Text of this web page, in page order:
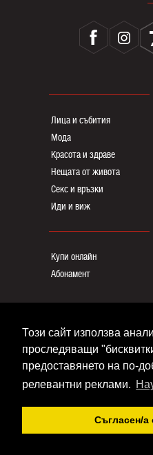
Този сайт използва
проследяващи
предоставянето на по-
релевантни реклами.
Съгласен/a
Лица и събития
Мода
Красота и здраве
Нещата от живота
Секс и връзки
Иди и виж
Купи онлайн
Абонамент